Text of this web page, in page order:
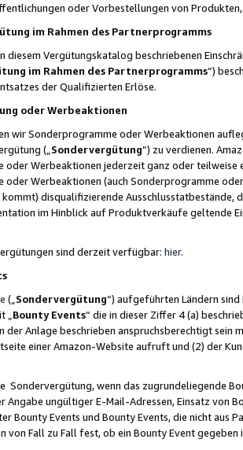
oder Vorbestellungen von
im Rahmen des Partnerprogramms
diesem Vergütungskatalog beschriebenen
im Rahmen des Partnerprogramms“)
der Qualifizierten Erlöse.
oder Werbeaktionen
wir Sonderprogramme oder Werbeaktionen
(„ Sondervergütung”) zu verdienen.
oder Werbeaktionen jederzeit ganz oder
oder Werbeaktionen (auch Sonderprogramme
disqualifizierende Ausschlusstatbestände,
im Hinblick auf Produktverkäufe geltende
sind derzeit verfügbar: hier.
(„ Sondervergütung“) aufgeführten Ländern
Bounty Events“ die in dieser Ziffer 4 (a)
der Anlage beschrieben anspruchsberechtigt sein
einer Amazon-Website aufruft und (2) der
Sondervergütung, wenn das zugrundeliegende
Angabe ungültiger E-Mail-Adressen, Einsatz von
Bounty Events und Bounty Events, die nicht
von Fall zu Fall fest, ob ein Bounty Event